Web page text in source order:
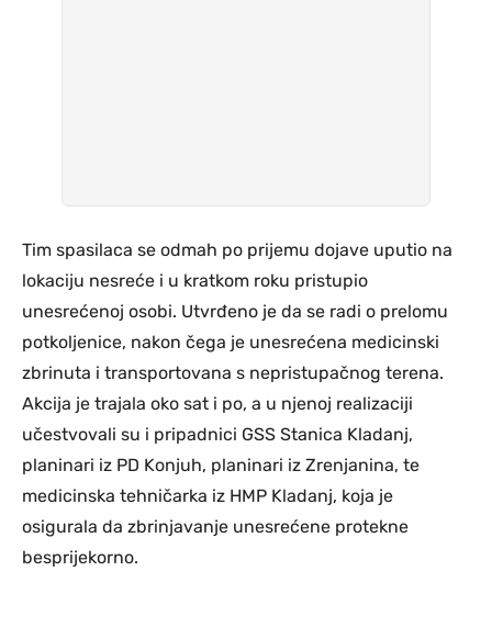
Tim spasilaca se odmah po prijemu dojave uputio na
lokaciju nesreće i u kratkom roku pristupio
unesrećenoj osobi. Utvrđeno je da se radi o prelomu
potkoljenice, nakon čega je unesrećena medicinski
zbrinuta i transportovana s nepristupačnog terena.
Akcija je trajala oko sat i po, a u njenoj realizaciji
učestvovali su i pripadnici GSS Stanica Kladanj,
planinari iz PD Konjuh, planinari iz Zrenjanina, te
medicinska tehničarka iz HMP Kladanj, koja je
osigurala da zbrinjavanje unesrećene protekne
besprijekorno.